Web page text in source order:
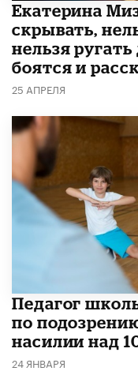
Екатерина
скрывать,
нельзя
боятся и
25 АПРЕЛЯ
Педагог
по
насилии над
24 ЯНВАРЯ